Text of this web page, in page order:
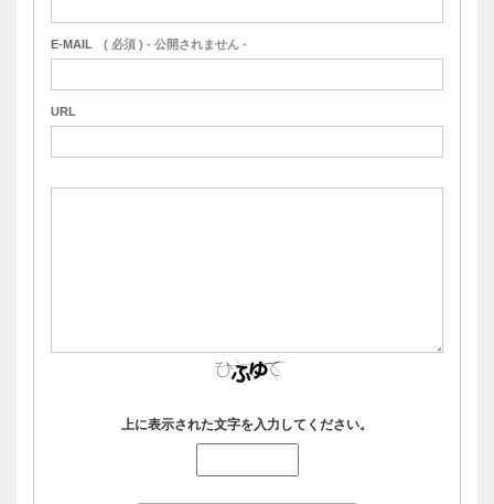
E-MAIL ( 必須 ) - 公開されません -
URL
上に表示された文字を入力してください。